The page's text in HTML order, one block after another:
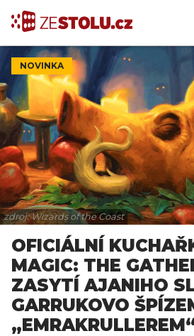
NOVINKA
zdroj: Wizards of the Coast
OFICIÁLNÍ
MAGIC: THE
ZASYTÍ AJANIHO
GARRUKOVO